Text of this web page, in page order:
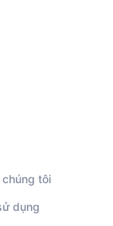
chúng tôi
dụng